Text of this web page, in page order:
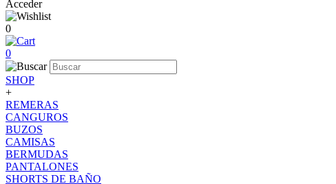
Acceder
0
0
SHOP
+
REMERAS
CANGUROS
BUZOS
CAMISAS
BERMUDAS
PANTALONES
SHORTS DE BAÑO